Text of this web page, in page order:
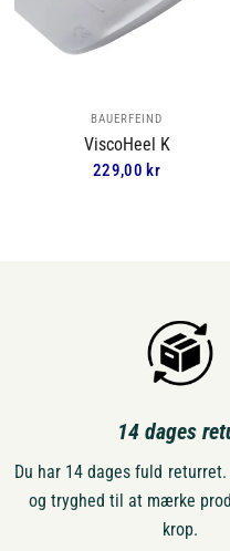
BAUERFEIND
ViscoHeel K
229,00 kr
14 dages
Du har 14 dages fuld
og tryghed til at mærke
krop.